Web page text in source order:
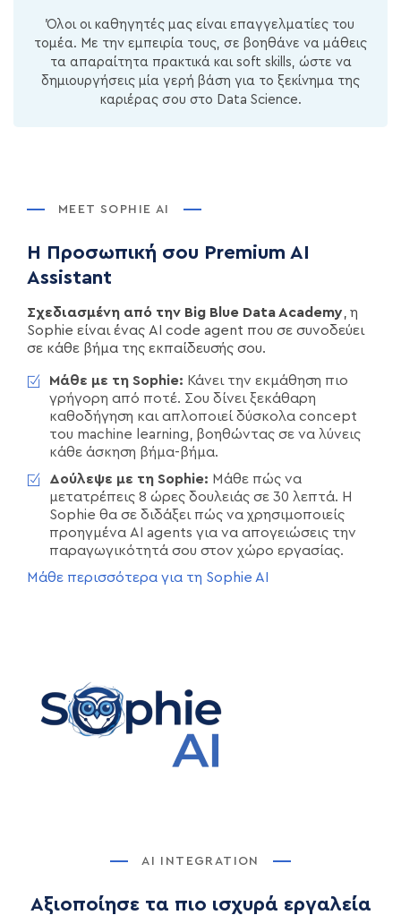
Όλοι οι καθηγητές μας είναι επαγγελματίες του
τομέα. Με την εμπειρία τους, σε βοηθάνε να μάθεις
τα απαραίτητα πρακτικά και soft skills, ώστε να
δημιουργήσεις μία γερή βάση για το ξεκίνημα της
καριέρας σου στο Data Science.
MEET SOPHIE AI
Η Προσωπική σου Premium AI
Assistant
Σχεδιασμένη από την Big Blue Data Academy , η
Sophie είναι ένας AI code agent που σε συνοδεύει
σε κάθε βήμα της εκπαίδευσής σου.
Μάθε με τη Sophie: Κάνει την εκμάθηση πιο
γρήγορη από ποτέ. Σου δίνει ξεκάθαρη
καθοδήγηση και απλοποιεί δύσκολα concept
του machine learning, βοηθώντας σε να λύνεις
κάθε άσκηση βήμα-βήμα.
Δούλεψε με τη Sophie: Μάθε πώς να
μετατρέπεις 8 ώρες δουλειάς σε 30 λεπτά. Η
Sophie θα σε διδάξει πώς να χρησιμοποιείς
προηγμένα AI agents για να απογειώσεις την
παραγωγικότητά σου στον χώρο εργασίας.
Μάθε περισσότερα για τη Sophie AI
AI INTEGRATION
Αξιοποίησε τα πιο ισχυρά εργαλεία